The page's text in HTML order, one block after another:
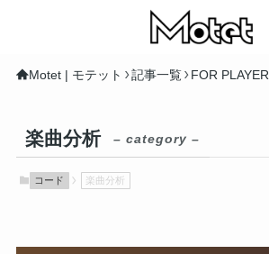
Motet | モテット 記事一覧 FOR PLAYER
楽曲分析 – category –
コード 楽曲分析